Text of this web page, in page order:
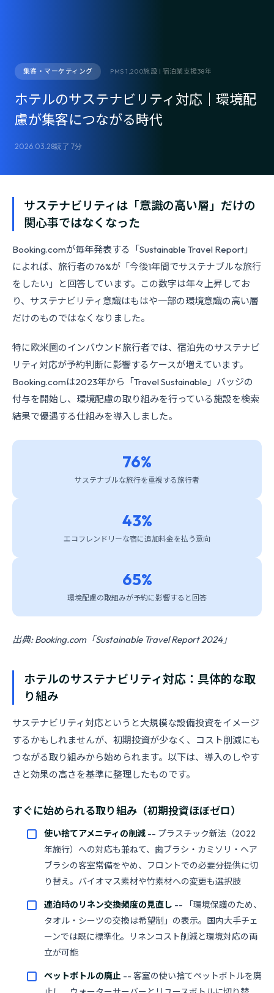
集客・マーケティング PMS 1,200施設 | 宿泊業支援38年
ホテルのサステナビリティ対応｜環境配
慮が集客につながる時代
2026.03.28読了 7分
サステナビリティは「意識の高い層」だけの
関心事ではなくなった
Booking.comが毎年発表する「Sustainable Travel Report」
によれば、旅行者の76%が「今後1年間でサステナブルな旅行
をしたい」と回答しています。この数字は年々上昇してお
り、サステナビリティ意識はもはや一部の環境意識の高い層
だけのものではなくなりました。
特に欧米圏のインバウンド旅行者では、宿泊先のサステナビ
リティ対応が予約判断に影響するケースが増えています。
Booking.comは2023年から「Travel Sustainable」バッジの
付与を開始し、環境配慮の取り組みを行っている施設を検索
結果で優遇する仕組みを導入しました。
76%
サステナブルな旅行を重視する旅行者
43%
エコフレンドリーな宿に追加料金を払う意向
65%
環境配慮の取組みが予約に影響すると回答
出典: Booking.com「Sustainable Travel Report 2024」
ホテルのサステナビリティ対応：具体的な取
り組み
サステナビリティ対応というと大規模な設備投資をイメージ
するかもしれませんが、初期投資が少なく、コスト削減にも
つながる取り組みから始められます。以下は、導入のしやす
さと効果の高さを基準に整理したものです。
すぐに始められる取り組み（初期投資ほぼゼロ）
使い捨てアメニティの削減 -- プラスチック新法（2022
年施行）への対応も兼ねて、歯ブラシ・カミソリ・ヘア
ブラシの客室常備をやめ、フロントでの必要分提供に切
り替え。バイオマス素材や竹素材への変更も選択肢
連泊時のリネン交換頻度の見直し -- 「環境保護のため、
タオル・シーツの交換は希望制」の表示。国内大手チェ
ーンでは既に標準化。リネンコスト削減と環境対応の両
立が可能
ペットボトルの廃止 -- 客室の使い捨てペットボトルを廃